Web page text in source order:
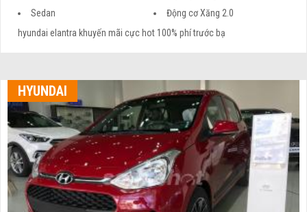
Sedan
Động cơ Xăng 2.0
hyundai elantra khuyến mãi cực hot 100% phí trước bạ
HYUNDAI